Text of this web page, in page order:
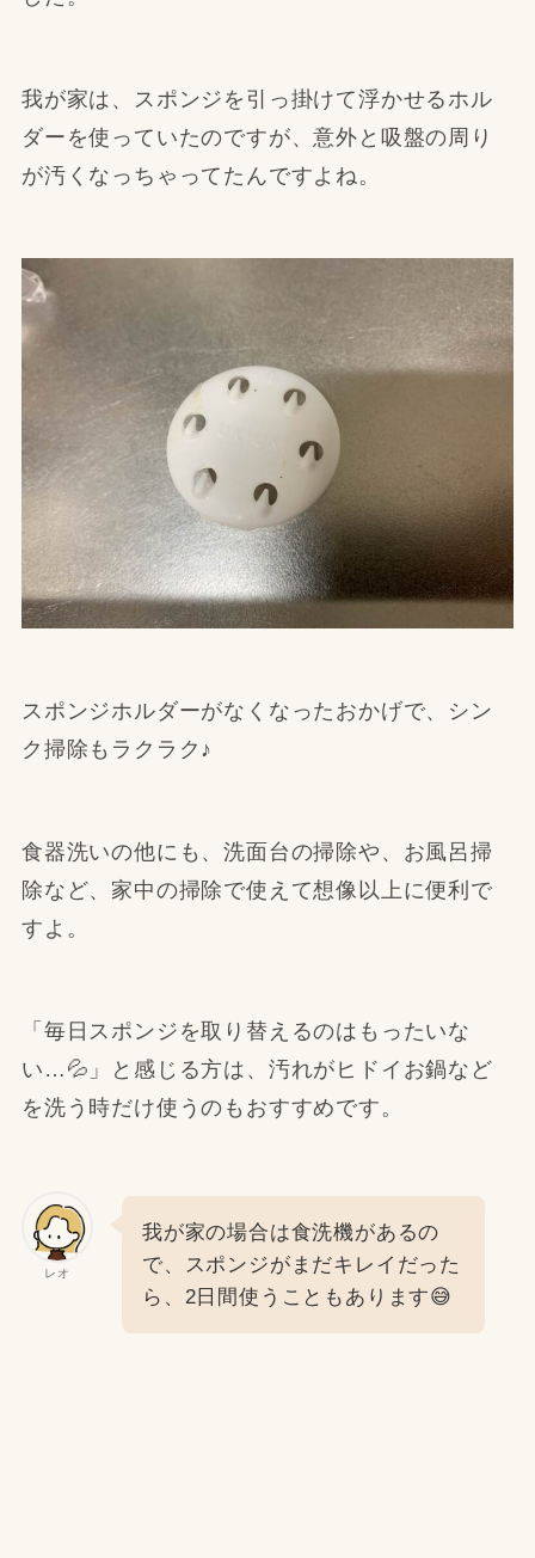
我が家は、スポンジを引っ掛けて浮かせるホル
ダーを使っていたのですが、意外と吸盤の周り
が汚くなっちゃってたんですよね。
スポンジホルダーがなくなったおかげで、シン
ク掃除もラクラク♪
食器洗いの他にも、洗面台の掃除や、お風呂掃
除など、家中の掃除で使えて想像以上に便利で
すよ。
「毎日スポンジを取り替えるのはもったいな
い…💦」と感じる方は、汚れがヒドイお鍋など
を洗う時だけ使うのもおすすめです。
レオ
我が家の場合は食洗機があるの
で、スポンジがまだキレイだった
ら、2日間使うこともあります😅